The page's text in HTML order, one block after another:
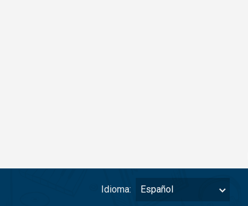
Idioma: Español